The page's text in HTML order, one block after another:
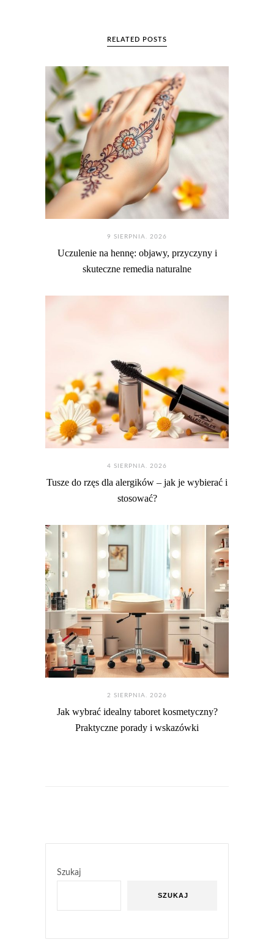
RELATED POSTS
9 SIERPNIA. 2026
Uczulenie na hennę: objawy, przyczyny i
skuteczne remedia naturalne
4 SIERPNIA. 2026
Tusze do rzęs dla alergików – jak je wybierać i
stosować?
2 SIERPNIA. 2026
Jak wybrać idealny taboret kosmetyczny?
Praktyczne porady i wskazówki
Szukaj
SZUKAJ